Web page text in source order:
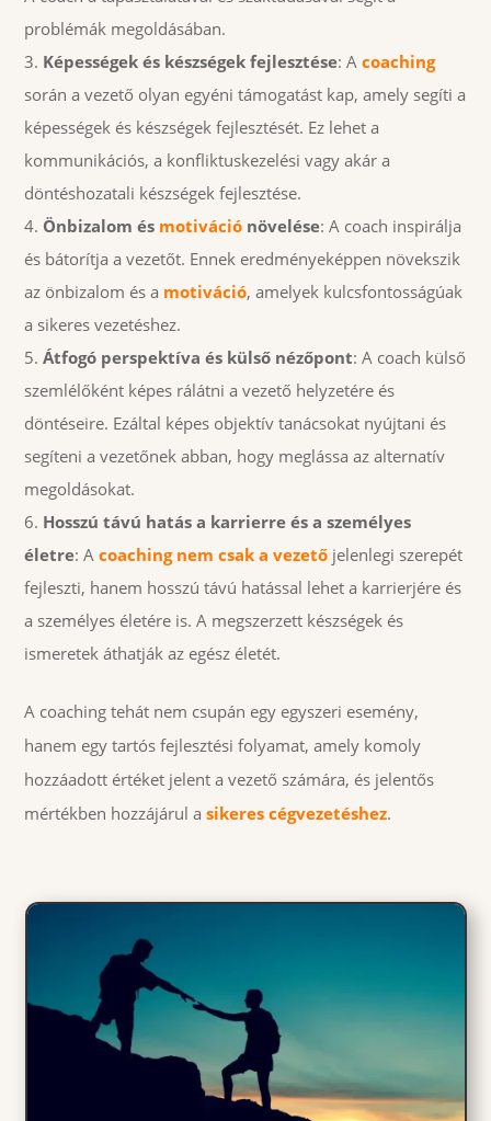
problémák megoldásában.
Képességek és készségek fejlesztése: Acoaching
során a vezető olyan egyéni támogatást kap, amely segíti a
képességek és készségek fejlesztését. Ez lehet a
kommunikációs, a konfliktuskezelési vagy akár a
döntéshozatali készségek fejlesztése.
Önbizalom és motiváció növelése: A coach inspirálja
és bátorítja a vezetőt. Ennek eredményeképpen növekszik
az önbizalom és a motiváció, amelyek kulcsfontosságúak
a sikeres vezetéshez.
Átfogó perspektíva és külső nézőpont: A coach külső
szemlélőként képes rálátni a vezető helyzetére és
döntéseire. Ezáltal képes objektív tanácsokat nyújtani és
segíteni a vezetőnek abban, hogy meglássa az alternatív
megoldásokat.
Hosszú távú hatás a karrierre és a személyes
életre: Acoaching nem csak a vezető jelenlegi szerepét
fejleszti, hanem hosszú távú hatással lehet a karrierjére és
a személyes életére is. A megszerzett készségek és
ismeretek áthatják az egész életét.
A coaching tehát nem csupán egy egyszeri esemény,
hanem egy tartós fejlesztési folyamat, amely komoly
hozzáadott értéket jelent a vezető számára, és jelentős
mértékben hozzájárul asikeres cégvezetéshez.